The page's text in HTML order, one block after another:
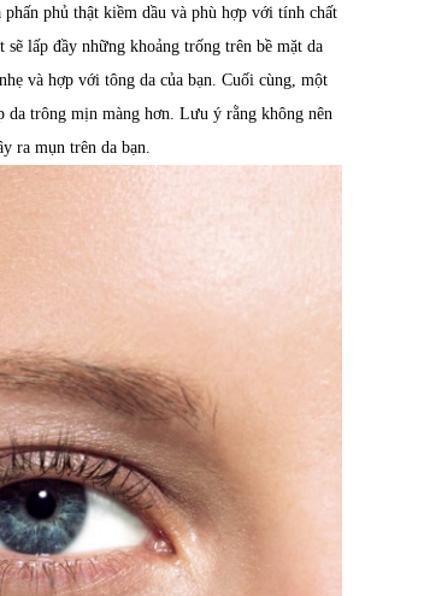
phủ thật kiềm dầu và phù hợp với tính chất
lấp đầy những khoảng trống trên bề mặt da
và hợp với tông da của bạn. Cuối cùng, một
da trông mịn màng hơn. Lưu ý rằng không nên
ra mụn trên da bạn.